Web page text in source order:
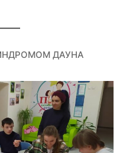
ДАУНА